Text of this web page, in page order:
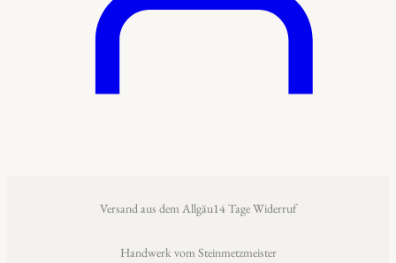
Versand aus dem Allgäu14 Tage Widerruf
Handwerk vom Steinmetzmeister